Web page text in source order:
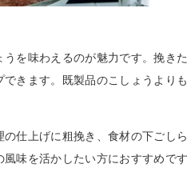
を味わえるのが魅力です。挽き
きます。既製品のこしょうより
仕上げに粗挽き、食材の下ごし
味を活かしたい方におすすめです